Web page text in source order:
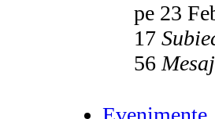
pe 23
17
56